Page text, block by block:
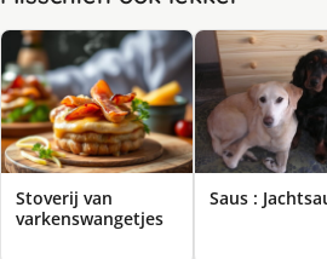
Stoverij van
varkenswangetjes
Saus :